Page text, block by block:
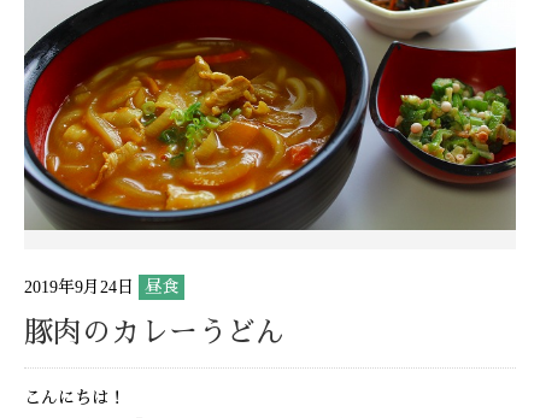
2019年9月24日 昼食
豚肉のカレーうどん
こんにちは！